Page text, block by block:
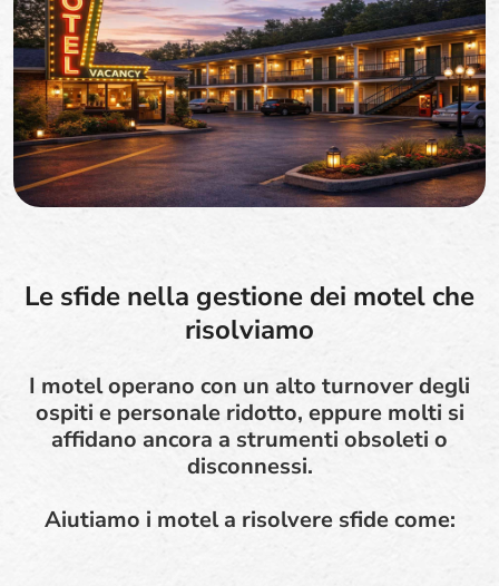
Le sfide nella gestione dei motel che
risolviamo
I motel operano con un alto turnover degli
ospiti e personale ridotto, eppure molti si
affidano ancora a strumenti obsoleti o
disconnessi.
Aiutiamo i motel a risolvere sfide come: